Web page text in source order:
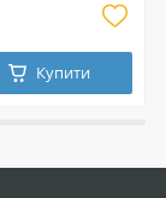
Купити